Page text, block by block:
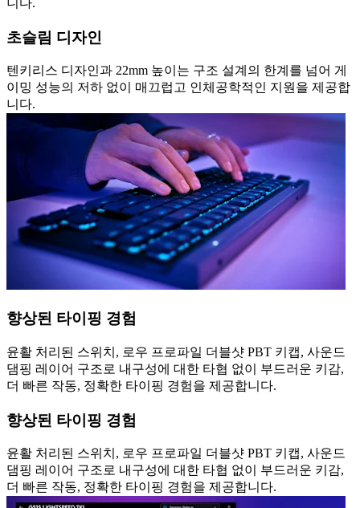
니다.
초슬림 디자인
텐키리스 디자인과 22mm 높이는 구조 설계의 한계를 넘어 게
이밍 성능의 저하 없이 매끄럽고 인체공학적인 지원을 제공합
니다.
향상된 타이핑 경험
윤활 처리된 스위치, 로우 프로파일 더블샷 PBT 키캡, 사운드
댐핑 레이어 구조로 내구성에 대한 타협 없이 부드러운 키감,
더 빠른 작동, 정확한 타이핑 경험을 제공합니다.
향상된 타이핑 경험
윤활 처리된 스위치, 로우 프로파일 더블샷 PBT 키캡, 사운드
댐핑 레이어 구조로 내구성에 대한 타협 없이 부드러운 키감,
더 빠른 작동, 정확한 타이핑 경험을 제공합니다.